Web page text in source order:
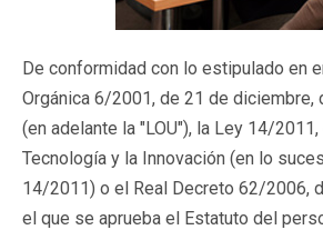
De conformidad con lo estipulado en
Orgánica 6/2001, de 21 de diciembre,
(en adelante la "LOU"), la Ley 14/
Tecnología y la Innovación (en lo
14/2011) o el Real Decreto 62/2006,
el que se aprueba el Estatuto del